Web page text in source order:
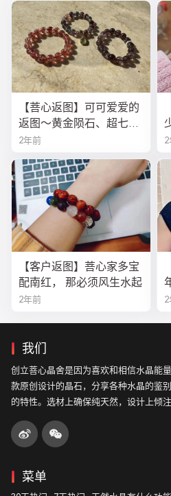
【菩心返图】可可爱爱的
返图～黄金陨石、超七、
金草莓晶
2年前
【客户返图】菩心家多宝
配南红， 那必须风生水起
2年前
我们
创立菩心晶舍是因为喜欢和相信水晶能
款原创设计的晶石，分享各种水晶的鉴
的特性。选材上确保纯天然，设计上倾
菜单